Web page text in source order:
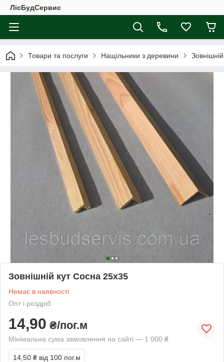
ЛісБудСервис
Товари та послуги Нащільники з деревини
Зовнішній кут Сосна 25х35
Немає в наявності
Опт і роздріб
14,90 ₴/пог.м
Мінімальна сума замовлення на сайті — 1 000 ₴
14,50 ₴ від 100 пог.м